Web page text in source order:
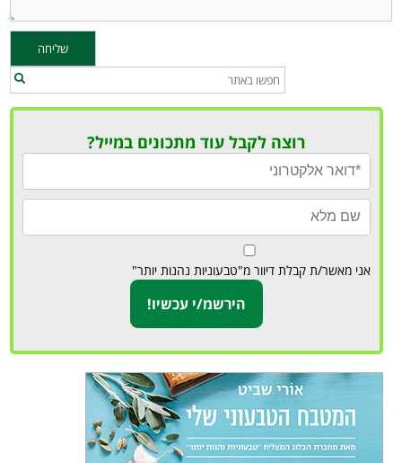
רוצה לקבל עוד מתכונים במייל?
אני מאשר/ת קבלת דיוור מ"טבעוניות נהנות יותר"